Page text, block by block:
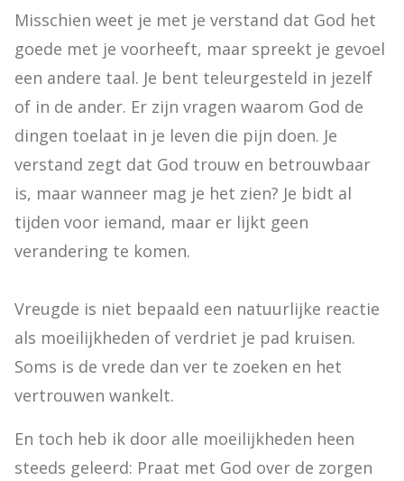
Misschien weet je met je verstand dat God het
goede met je voorheeft, maar spreekt je gevoel
een andere taal. Je bent teleurgesteld in jezelf
of in de ander. Er zijn vragen waarom God de
dingen toelaat in je leven die pijn doen. Je
verstand zegt dat God trouw en betrouwbaar
is, maar wanneer mag je het zien? Je bidt al
tijden voor iemand, maar er lijkt geen
verandering te komen.
Vreugde is niet bepaald een natuurlijke reactie
als moeilijkheden of verdriet je pad kruisen.
Soms is de vrede dan ver te zoeken en het
vertrouwen wankelt.
En toch heb ik door alle moeilijkheden heen
steeds geleerd: Praat met God over de zorgen